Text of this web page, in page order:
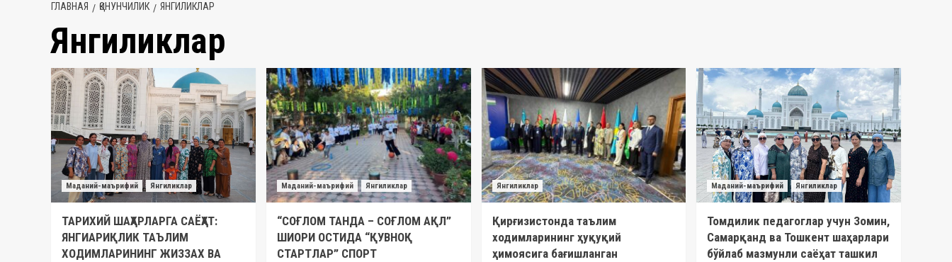
ГЛАВНАЯ ҚОНУНЧИЛИК ЯНГИЛИКЛАР
Янгиликлар
Маданий-маърифий Янгиликлар
ТАРИХИЙ ШАҲАРЛАРГА САЁҲАТ:
ЯНГИАРИҚЛИК ТАЪЛИМ
ХОДИМЛАРИНИНГ ЖИЗЗАХ ВА
Маданий-маърифий Янгиликлар
“СОҒЛОМ ТАНДА – СОҒЛОМ АҚЛ”
ШИОРИ ОСТИДА “ҚУВНОҚ
СТАРТЛАР” СПОРТ
Янгиликлар
Қирғизистонда таълим
ходимларининг ҳуқуқий
ҳимоясига бағишланган
Маданий-маърифий Янгиликлар
Томдилик педагоглар учун Зомин,
Самарқанд ва Тошкент шаҳарлари
бўйлаб мазмунли саёҳат ташкил